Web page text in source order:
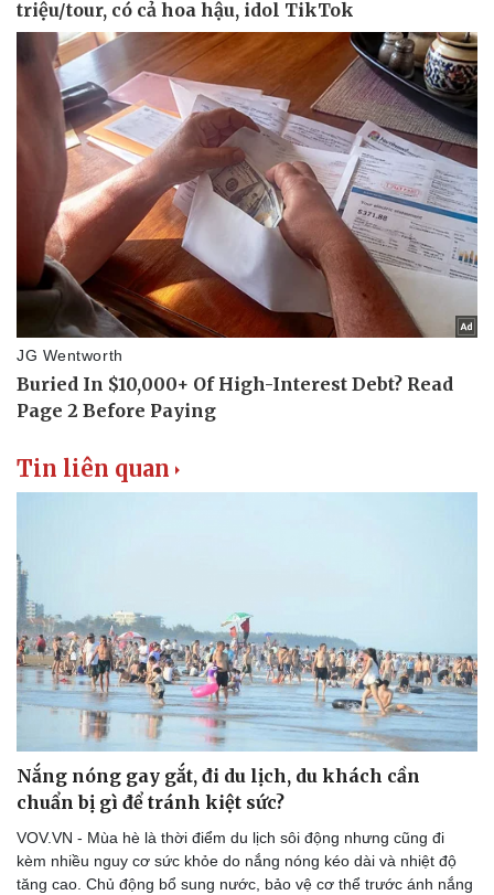
Tin liên quan
Nắng nóng gay gắt, đi du lịch, du khách cần
chuẩn bị gì để tránh kiệt sức?
VOV.VN - Mùa hè là thời điểm du lịch sôi động nhưng cũng đi
kèm nhiều nguy cơ sức khỏe do nắng nóng kéo dài và nhiệt độ
tăng cao. Chủ động bổ sung nước, bảo vệ cơ thể trước ánh nắng